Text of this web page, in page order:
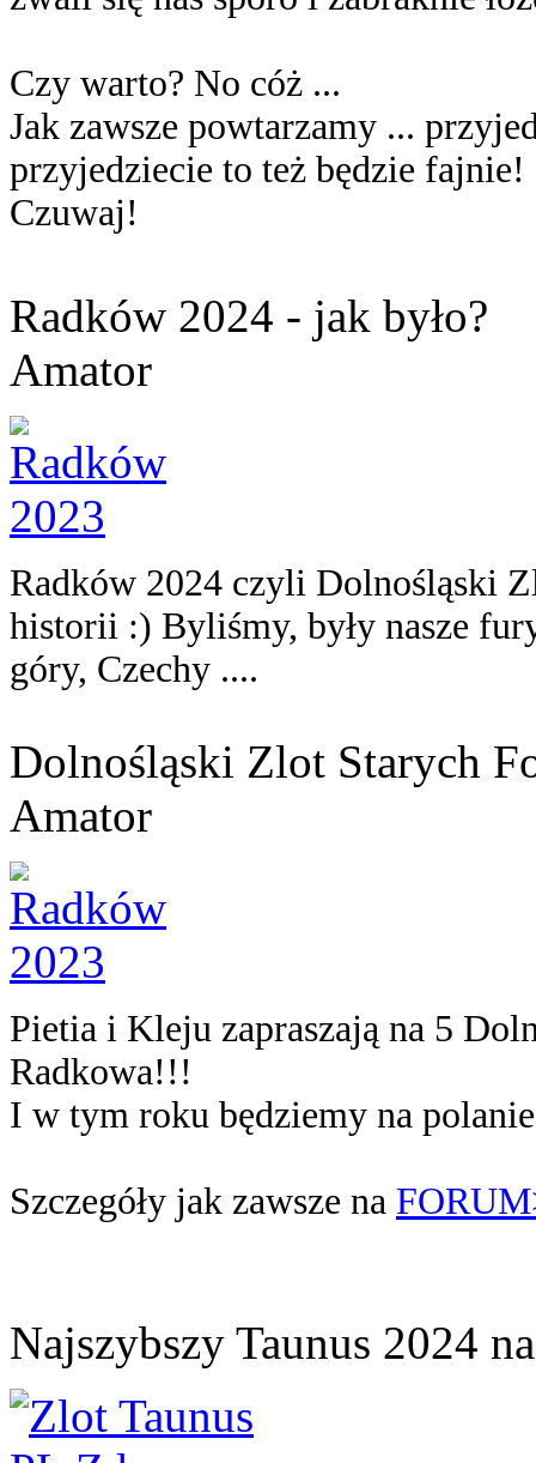
Czy warto? No cóż ...
Jak zawsze powtarzamy ...
przyjedziecie to też będzie fajnie!
Czuwaj!
Radków 2024 - jak było?
Amator
Radków 2024 czyli Dolnośląski
historii :) Byliśmy, były nasze
góry, Czechy ....
Dolnośląski Zlot Starych
Amator
Pietia i Kleju zapraszają na 5
Radkowa!!!
I w tym roku będziemy na
Szczegóły jak zawsze na
Najszybszy Taunus 2024